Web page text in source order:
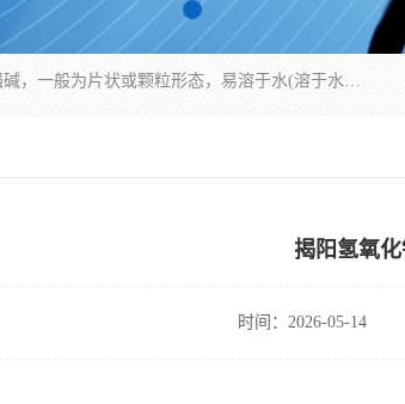
氢氧化钠化学式为NaOH，为一种具有很强腐蚀性的强碱，一般为片状或颗粒形态，易溶于水(溶于水时放热)并形成碱性溶液，另有潮解性，易吸取空气中的水蒸气(潮解)和(变质)。NaOH是化学实验室其中一种必备的化学品，亦为常见的化工品之一。纯品是无色透明的晶体。密度2.130g/cm3。熔点318.4℃。沸点1390℃。工业品含有少量的氯化和碳酸，是白色不透明的晶体。
揭阳氢氧
时间：2026-05-14